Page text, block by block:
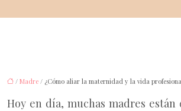
/ Madre / ¿Cómo aliar la maternidad y la vida
Hoy en día, muchas madres